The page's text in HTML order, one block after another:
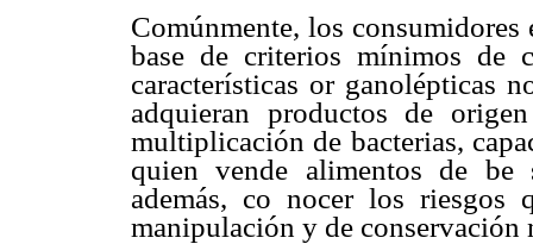
Comúnmente, los consumidores
base de criterios mínimos de
características or ganolépticas
adquieran productos de
multiplicación de bacterias,
quien vende alimentos de be
además, co nocer los riesgos
manipulación y de conservación